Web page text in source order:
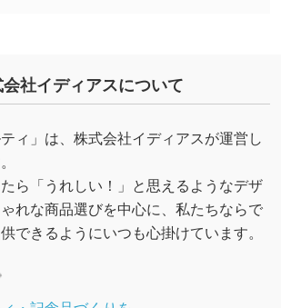
しい
いただければ、QRコードを生成
配置のご相談にも応じています。
社イディアスについて
ティ」は、株式会社イディアスが運営し
ら「うれしい！」と思えるようなデザ
れな商品選びを中心に、私たちならで
できるようにいつも心掛けています。